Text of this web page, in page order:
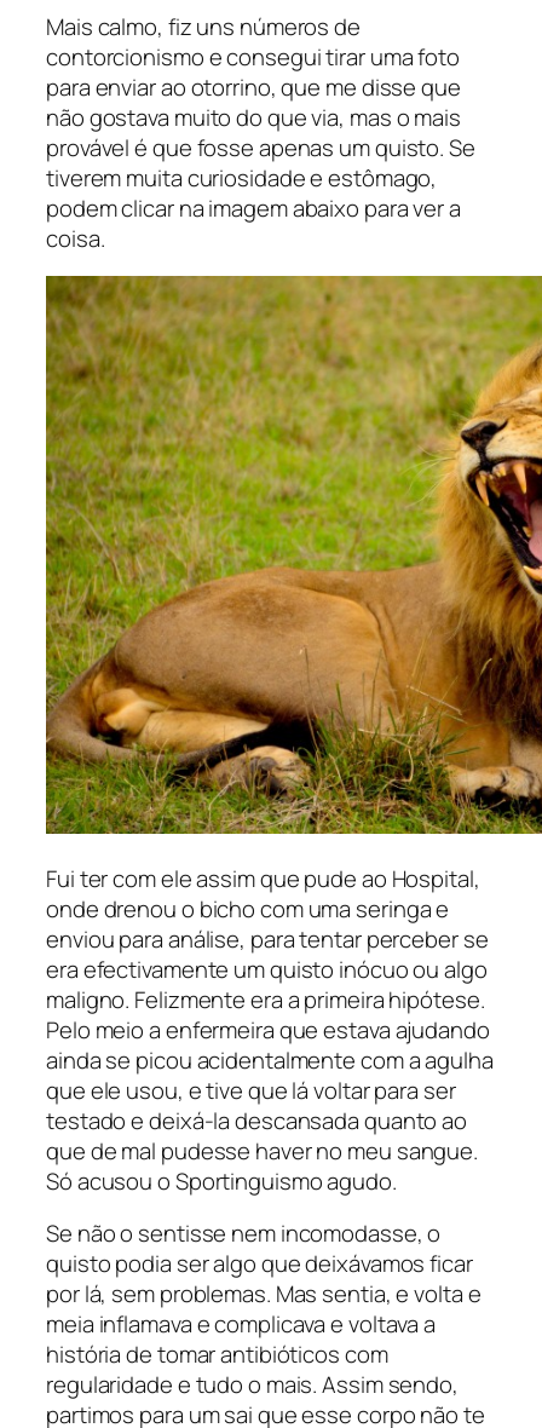
Mais calmo, fiz uns números de
contorcionismo e consegui tirar uma foto
para enviar ao otorrino, que me disse que
não gostava muito do que via, mas o mais
provável é que fosse apenas um quisto. Se
tiverem muita curiosidade e estômago,
podem clicar na imagem abaixo para ver a
coisa.
Fui ter com ele assim que pude ao Hospital,
onde drenou o bicho com uma seringa e
enviou para análise, para tentar perceber se
era efectivamente um quisto inócuo ou algo
maligno. Felizmente era a primeira hipótese.
Pelo meio a enfermeira que estava ajudando
ainda se picou acidentalmente com a agulha
que ele usou, e tive que lá voltar para ser
testado e deixá-la descansada quanto ao
que de mal pudesse haver no meu sangue.
Só acusou o Sportinguismo agudo.
Se não o sentisse nem incomodasse, o
quisto podia ser algo que deixávamos ficar
por lá, sem problemas. Mas sentia, e volta e
meia inflamava e complicava e voltava a
história de tomar antibióticos com
regularidade e tudo o mais. Assim sendo,
partimos para um sai que esse corpo não te